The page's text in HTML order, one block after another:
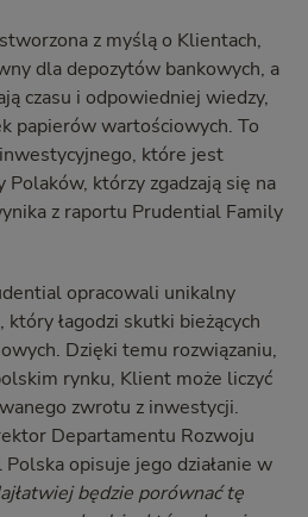
z myślą o Klientach,
dla depozytów bankowych, a
czasu i odpowiedniej wiedzy,
papierów wartościowych. To
które jest
którzy zgadzają się na
z raportu Prudential Family
opracowali unikalny
który łagodzi skutki bieżących
Dzięki temu rozwiązaniu,
rynku, Klient może liczyć
zwrotu z inwestycji.
Departamentu Rozwoju
opisuje jego działanie w
będzie porównać tę